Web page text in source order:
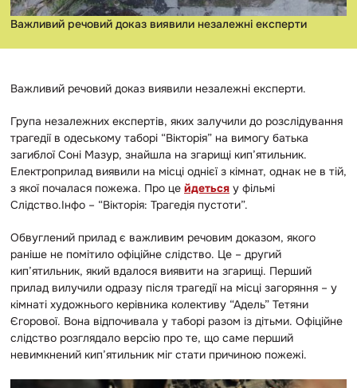
Важливий речовий доказ виявили незалежні експерти
Важливий речовий доказ виявили незалежні експерти.
Група незалежних експертів, яких залучили до розслідування
трагедії в одеському таборі “Вікторія” на вимогу батька
загиблої Соні Мазур, знайшла на згарищі кип’ятильник.
Електроприлад виявили на місці однієї з кімнат, однак не в тій,
з якої почалася пожежа. Про це йдеться у фільмі
Слідство.Інфо – “Вікторія: Трагедія пустоти”.
Обвуглений прилад є важливим речовим доказом, якого
раніше не помітило офіційне слідство. Це – другий
кип’ятильник, який вдалося виявити на згарищі. Перший
прилад вилучили одразу після трагедії на місці загоряння – у
кімнаті художнього керівника колективу “Адель” Тетяни
Єгорової. Вона відпочивала у таборі разом із дітьми. Офіційне
слідство розглядало версію про те, що саме перший
невимкнений кип’ятильник міг стати причиною пожежі.